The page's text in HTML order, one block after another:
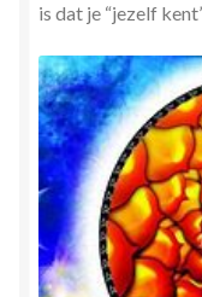
is dat je “jezelf